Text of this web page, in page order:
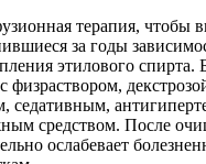
терапия, чтобы
за годы
этилового спирта.
физраствором,
седативным,
средством. После
ослабевает